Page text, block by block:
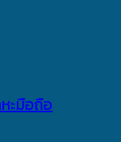
ะมือถือ